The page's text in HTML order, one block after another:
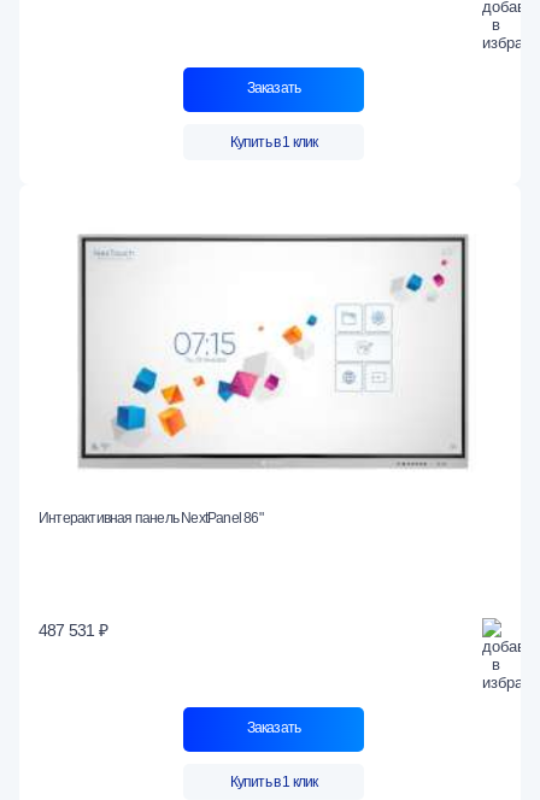
Заказать
Купить в 1 клик
Интерактивная панель NextPanel 86"
487 531 ₽
Заказать
Купить в 1 клик